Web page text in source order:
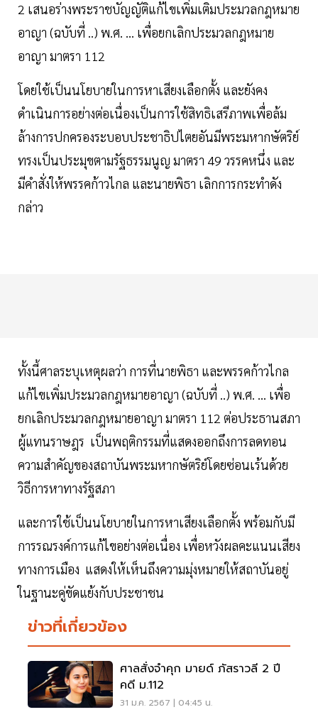
2 เสนอร่างพระราชบัญญัติแก้ไขเพิ่มเติมประมวลกฎหมาย
อาญา (ฉบับที่ ..) พ.ศ. … เพื่อยกเลิกประมวลกฎหมาย
อาญา มาตรา 112
โดยใช้เป็นนโยบายในการหาเสียงเลือกตั้ง และยังคง
ดำเนินการอย่างต่อเนื่องเป็นการใช้สิทธิเสรีภาพเพื่อล้ม
ล้างการปกครองระบอบประชาธิปไตยอันมีพระมหากษัตริย์
ทรงเป็นประมุขตามรัฐธรรมนูญ มาตรา 49 วรรคหนึ่ง และ
มีคำสั่งให้พรรคก้าวไกล และนายพิธา เลิกการกระทำดัง
กล่าว
ทั้งนี้ศาลระบุเหตุผลว่า การที่นายพิธา และพรรคก้าวไกล
แก้ไขเพิ่มประมวลกฎหมายอาญา (ฉบับที่ ..) พ.ศ. … เพื่อ
ยกเลิกประมวลกฎหมายอาญา มาตรา 112 ต่อประธานสภา
ผู้แทนราษฎร เป็นพฤติกรรมที่แสดงออกถึงการลดทอน
ความสำคัญของสถาบันพระมหากษัตริย์โดยซ่อนเร้นด้วย
วิธีการหาทางรัฐสภา
และการใช้เป็นนโยบายในการหาเสียงเลือกตั้ง พร้อมกับมี
การรณรงค์การแก้ไขอย่างต่อเนื่อง เพื่อหวังผลคะแนนเสียง
ทางการเมือง แสดงให้เห็นถึงความมุ่งหมายให้สถาบันอยู่
ในฐานะคู่ขัดแย้งกับประชาชน
ข่าวที่เกี่ยวข้อง
ศาลสั่งจำคุก มายด์ ภัสราวลี 2 ปี
คดี ม.112
31 ม.ค. 2567 | 04:45 น.